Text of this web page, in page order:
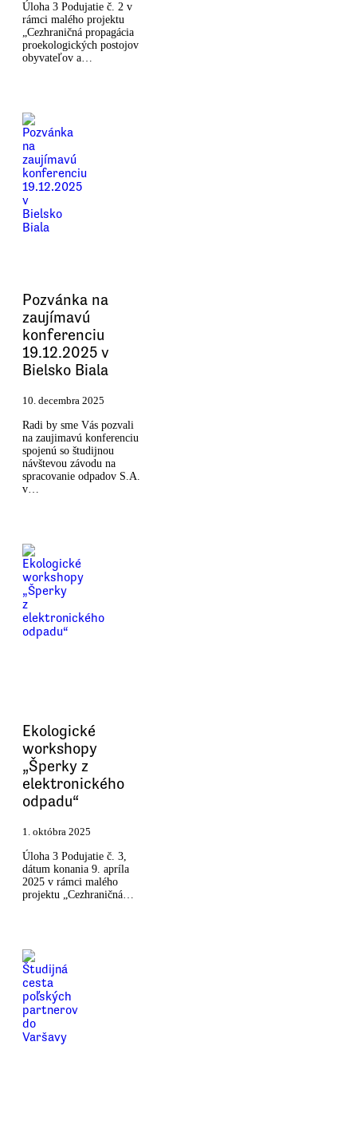
Úloha 3 Podujatie č. 2 v
rámci malého projektu
„Cezhraničná propagácia
proekologických postojov
obyvateľov a…
Pozvánka na
zaujímavú
konferenciu
19.12.2025 v
Bielsko Biala
10. decembra 2025
Radi by sme Vás pozvali
na zaujimavú konferenciu
spojenú so študijnou
návštevou závodu na
spracovanie odpadov S.A.
v…
Ekologické
workshopy
„Šperky z
elektronického
odpadu“
1. októbra 2025
Úloha 3 Podujatie č. 3,
dátum konania 9. apríla
2025 v rámci malého
projektu „Cezhraničná…